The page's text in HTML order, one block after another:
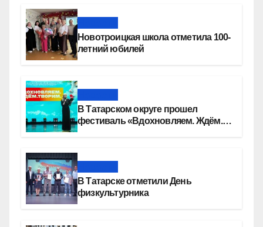
Новотроицкая школа отметила 100-
летний юбилей
В Татарском округе прошел
фестиваль «Вдохновляем. Ждём.
В Татарске отметили День
физкультурника